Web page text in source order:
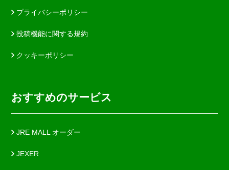
プライバシーポリシー
投稿機能に関する規約
クッキーポリシー
おすすめのサービス
JRE MALL オーダー
JEXER